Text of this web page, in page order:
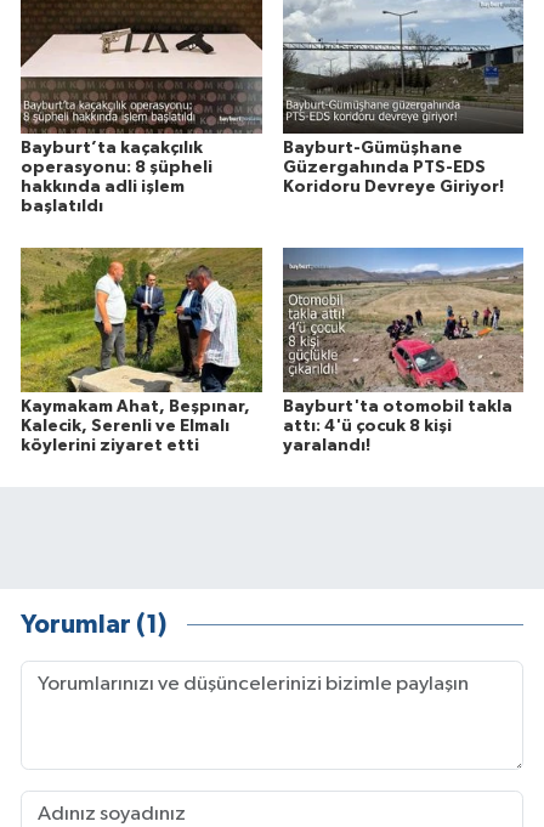
Bayburt’ta kaçakçılık
operasyonu: 8 şüpheli
hakkında adli işlem
başlatıldı
Bayburt-Gümüşhane
Güzergahında PTS-EDS
Koridoru Devreye Giriyor!
Kaymakam Ahat, Beşpınar,
Kalecik, Serenli ve Elmalı
köylerini ziyaret etti
Bayburt'ta otomobil takla
attı: 4'ü çocuk 8 kişi
yaralandı!
Yorumlar (1)